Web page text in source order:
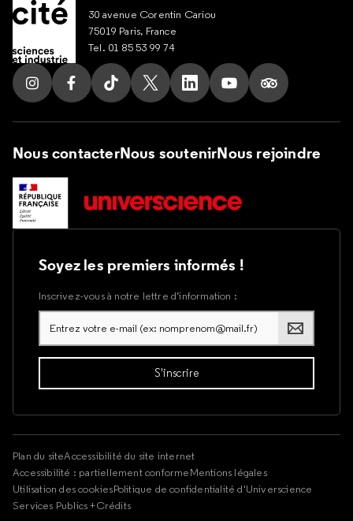
30 avenue Corentin Cariou
75019 Paris, France
Tel. 01 85 53 99 74
Suivez nous sur Instagram
Suivez nous sur Facebook
Suivez nous sur Tik Tok
Suivez nous sur X
Suivez nous sur LinkedIn
Suivez nous sur
Suivez nous
Nous contacterNous soutenirNous rejoindre
Soyez les premiers informés !
Inscrivez-vous à notre lettre d’information :
Plan du siteAccessibilité du site internet
Accessibilité : partiellement conformeMentions légales
Utilisation des cookiesPolitique de confidentialité d'Universcience
Services Publics +Crédits